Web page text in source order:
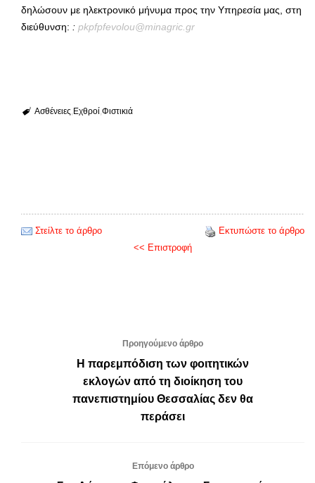
δηλώσουν με ηλεκτρονικό μήνυμα προς την Υπηρεσία μας, στη
διεύθυνση: : pkpfpfevolou@minagric.gr
Ασθένειες Εχθροί Φιστικιά
Στείλτε το άρθρο
Εκτυπώστε το άρθρο
<< Επιστροφή
Προηγούμενο άρθρο
Η παρεμπόδιση των φοιτητικών
εκλογών από τη διοίκηση του
πανεπιστημίου Θεσσαλίας δεν θα
περάσει
Επόμενο άρθρο